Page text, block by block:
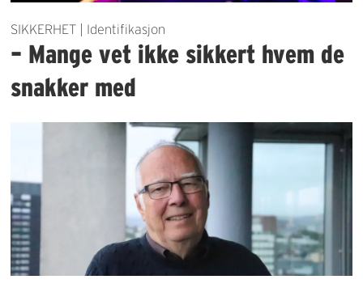
SIKKERHET | Identifikasjon
– Mange vet ikke sikkert hvem de
snakker med